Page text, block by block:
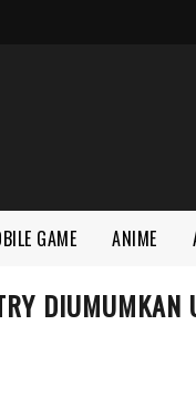
GAME ANIME
DIUMUMKAN